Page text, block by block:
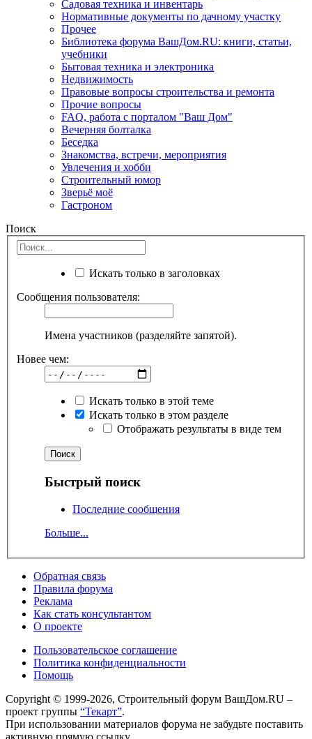
Садовая техника и инвентарь
Нормативные документы по дачному участку
Прочее
Библиотека форума ВашДом.RU: книги, статьи,
учебники
Бытовая техника и электроника
Недвижимость
Правовые вопросы строительства и ремонта
Прочие вопросы
FAQ, работа с порталом "Ваш Дом"
Вечерняя болталка
Беседка
Знакомства, встречи, мероприятия
Увлечения и хобби
Строительный юмор
Зверьё моё
Гастроном
Поиск
Искать только в заголовках
Сообщения пользователя:
Имена участников (разделяйте запятой).
Новее чем:
Искать только в этой теме
Искать только в этом разделе
Отображать результаты в виде тем
Быстрый поиск
Последние сообщения
Больше...
Обратная связь
Правила форума
Реклама
Как стать консультантом
О проекте
Пользовательское соглашение
Политика конфиденциальности
Помощь
Copyright © 1999-2026, Строительный форум ВашДом.RU –
проект группы “Текарт”.
При использовании материалов форума не забудьте поставить
активную прямую ссылку.